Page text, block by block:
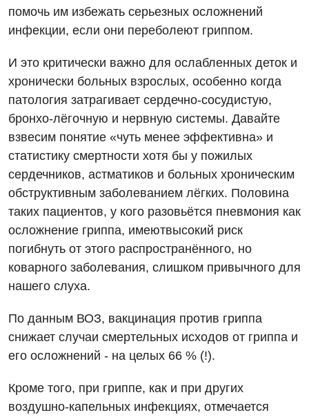
Отделение интенсивной терапии
Отделение неотложных состояний
Оториноларингология
Офтальмологическое отделение
Педиатрическое отделение
Проктология
Пульмонология
Ревматология
Сосудистая хирургия
Терапевтическое отделение
Терапия
Травматологическое отделение
помочь им избежать серьезных осложнений
инфекции, если они переболеют гриппом.
И это критически важно для ослабленных деток и
хронически больных взрослых, особенно когда
патология затрагивает сердечно-сосудистую,
бронхо-лёгочную и нервную системы. Давайте
взвесим понятие «чуть менее эффективна» и
статистику смертности хотя бы у пожилых
сердечников, астматиков и больных хроническим
обструктивным заболеванием лёгких. Половина
таких пациентов, у кого разовьётся пневмония как
осложнение гриппа, имеютвысокий риск
погибнуть от этого распространённого, но
коварного заболевания, слишком привычного для
нашего слуха.
По данным ВОЗ, вакцинация против гриппа
снижает случаи смертельных исходов от гриппа и
его осложнений - на целых 66 % (!).
Кроме того, при гриппе, как и при других
воздушно-капельных инфекциях, отмечается